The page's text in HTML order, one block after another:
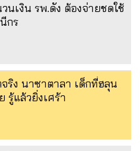
นเงิน รพ.ดัง ต้องจ่ายชดใช้
กร
ริง นาซาตาลา เด็กที่ฮลุน
รู้แล้วยิ่งเศร้า